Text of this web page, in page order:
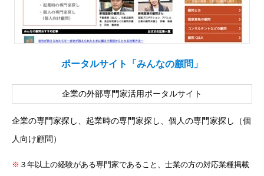
ポータルサイト「みんなの顧問」
企業の外部専門家活用ポータルサイト
企業の専門家探し、起業時の専門家探し、個人の専門家探し（個
人向け顧問）
※ ３年以上の経験がある専門家であること、士業の方の対応業種掲載